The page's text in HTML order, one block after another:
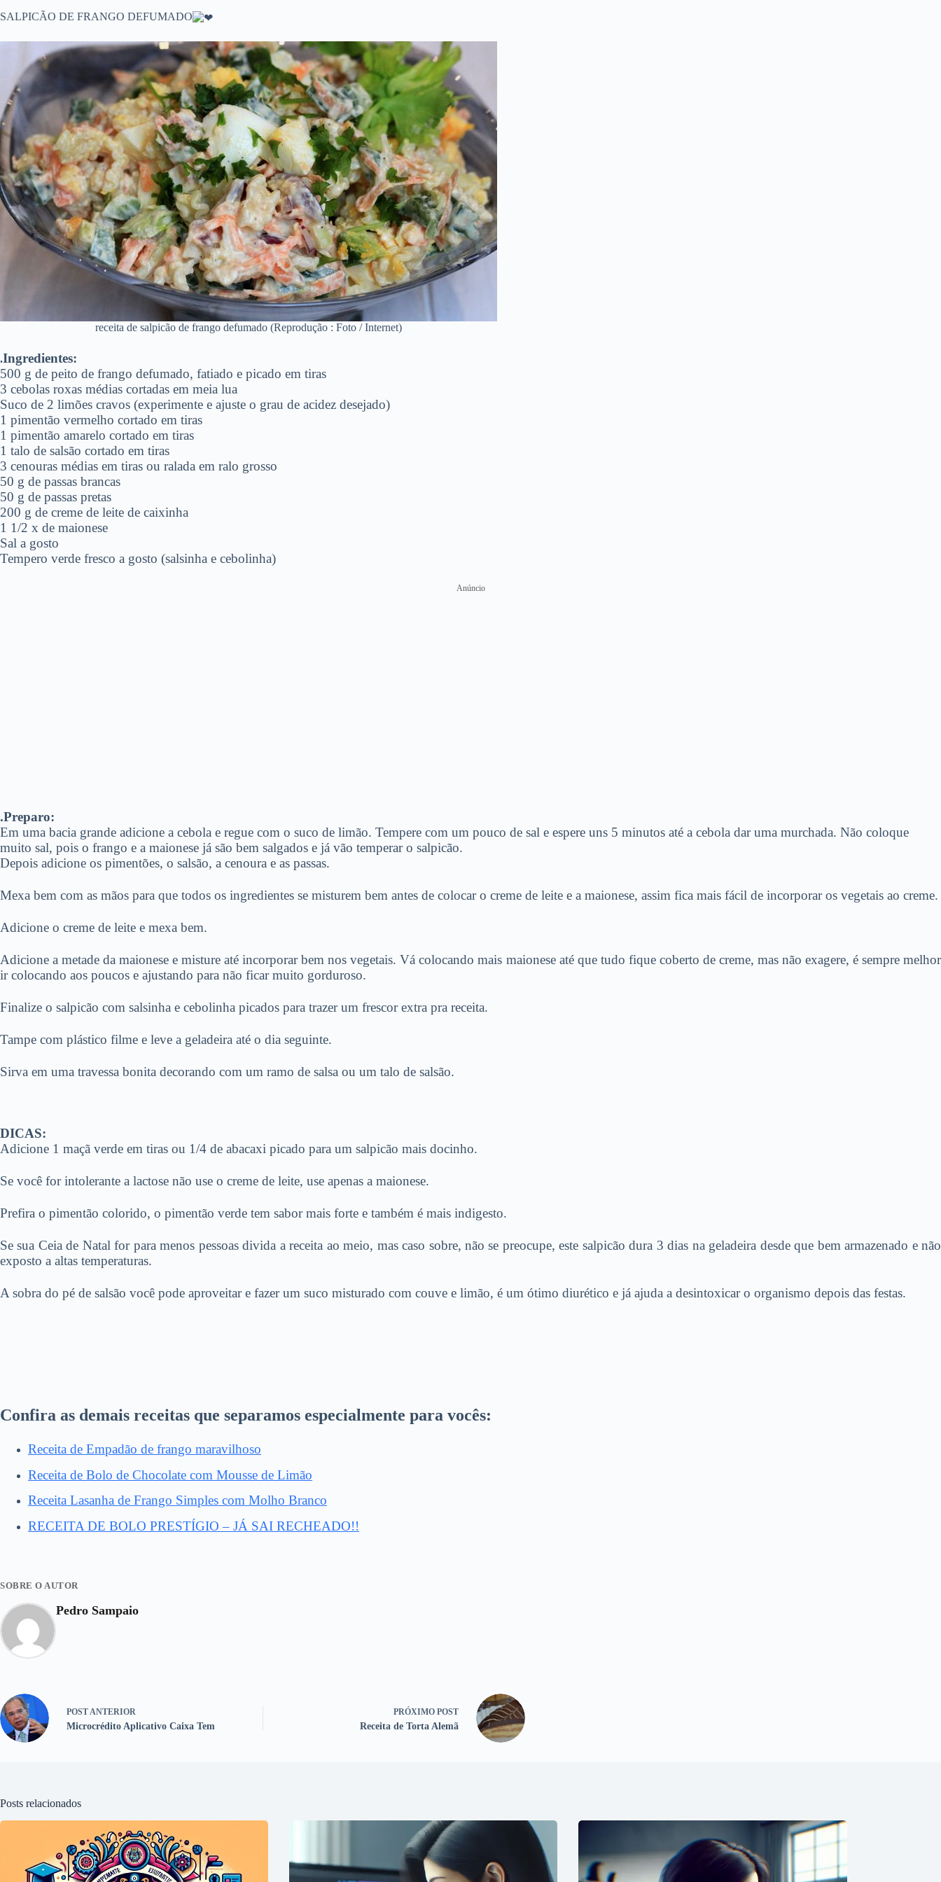
SALPICÃO DE FRANGO DEFUMADO
receita de salpicão de frango defumado (Reprodução : Foto / Internet)
.Ingredientes:
500 g de peito de frango defumado, fatiado e picado em tiras
3 cebolas roxas médias cortadas em meia lua
Suco de 2 limões cravos (experimente e ajuste o grau de acidez desejado)
1 pimentão vermelho cortado em tiras
1 pimentão amarelo cortado em tiras
1 talo de salsão cortado em tiras
3 cenouras médias em tiras ou ralada em ralo grosso
50 g de passas brancas
50 g de passas pretas
200 g de creme de leite de caixinha
1 1/2 x de maionese
Sal a gosto
Tempero verde fresco a gosto (salsinha e cebolinha)
Anúncio
.Preparo:
Em uma bacia grande adicione a cebola e regue com o suco de limão. Tempere com um pouco de sal e espere uns 5 minutos até a cebola dar uma murchada. Não coloque
muito sal, pois o frango e a maionese já são bem salgados e já vão temperar o salpicão.
Depois adicione os pimentões, o salsão, a cenoura e as passas.
Mexa bem com as mãos para que todos os ingredientes se misturem bem antes de colocar o creme de leite e a maionese, assim fica mais fácil de incorporar os vegetais ao creme.
Adicione o creme de leite e mexa bem.
Adicione a metade da maionese e misture até incorporar bem nos vegetais. Vá colocando mais maionese até que tudo fique coberto de creme, mas não exagere, é sempre melhor
ir colocando aos poucos e ajustando para não ficar muito gorduroso.
Finalize o salpicão com salsinha e cebolinha picados para trazer um frescor extra pra receita.
Tampe com plástico filme e leve a geladeira até o dia seguinte.
Sirva em uma travessa bonita decorando com um ramo de salsa ou um talo de salsão.
DICAS:
Adicione 1 maçã verde em tiras ou 1/4 de abacaxi picado para um salpicão mais docinho.
Se você for intolerante a lactose não use o creme de leite, use apenas a maionese.
Prefira o pimentão colorido, o pimentão verde tem sabor mais forte e também é mais indigesto.
Se sua Ceia de Natal for para menos pessoas divida a receita ao meio, mas caso sobre, não se preocupe, este salpicão dura 3 dias na geladeira desde que bem armazenado e não
exposto a altas temperaturas.
A sobra do pé de salsão você pode aproveitar e fazer um suco misturado com couve e limão, é um ótimo diurético e já ajuda a desintoxicar o organismo depois das festas.
Confira as demais receitas que separamos especialmente para vocês:
Receita de Empadão de frango maravilhoso
Receita de Bolo de Chocolate com Mousse de Limão
Receita Lasanha de Frango Simples com Molho Branco
RECEITA DE BOLO PRESTÍGIO – JÁ SAI RECHEADO!!
SOBRE O AUTOR
Pedro Sampaio
POST ANTERIOR
Microcrédito Aplicativo Caixa Tem
PRÓXIMO POST
Receita de Torta Alemã
Posts relacionados